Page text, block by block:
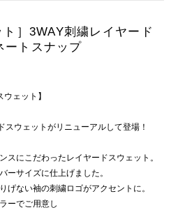
ト］3WAY刺繍レイヤード
ートスナップ
ェット】
ウェットがリニューアルして登場！
スにこだわったレイヤードスウェット。
ーサイズに仕上げました。
げない袖の刺繍ロゴがアクセントに。
ーでご用意し